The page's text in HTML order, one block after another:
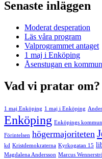
Senaste inläggen
Moderat desperation
Läs våra program
Valprogrammet antaget
1 maj i Enköping
Åsenstugan en
Vad vi pratar om?
1 maj Enköping 1 maj i Enköping
Enköping Enköpings kommun
Förintelsen högermajoriteten
kd Kristdemokraterna Kyrkogatan 15
Magdalena Andersson Marcus